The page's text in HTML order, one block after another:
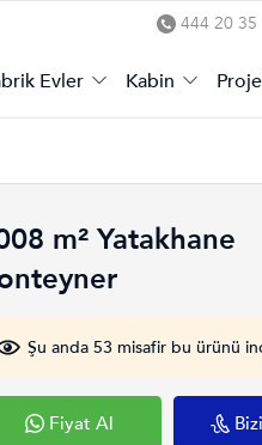
444 20 35
Evler Kabin
m² Yatakhane
Şu anda 53 misafir bu ürünü
Fiyat Al